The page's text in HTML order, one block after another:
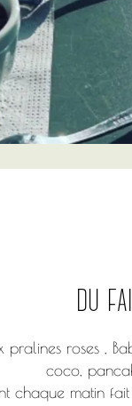
du
pralines roses ,
coco,
chaque matin